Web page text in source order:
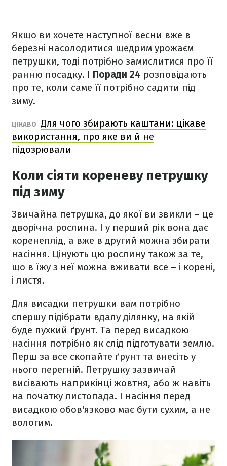
Якщо ви хочете наступної весни вже в
березні насолодитися щедрим урожаєм
петрушки, тоді потрібно замислитися про її
ранню посадку. І Поради 24 розповідають
про те, коли саме її потрібно садити під
зиму.
ЦІКАВО Для чого збирають каштани: цікаве
використання, про яке ви й не
підозрювали
Коли сіяти кореневу петрушку
під зиму
Звичайна петрушка, до якої ви звикли – це
дворічна рослина. І у перший рік вона дає
коренеплід, а вже в другий можна збирати
насіння. Цінують цю рослину також за те,
що в їжу з неї можна вживати все – і корені,
і листя.
Для висадки петрушки вам потрібно
спершу підібрати вдалу ділянку, на якій
буде пухкий ґрунт. Та перед висадкою
насіння потрібно як слід підготувати землю.
Перш за все скопайте ґрунт та внесіть у
нього перегній. Петрушку зазвичай
висівають наприкінці жовтня, або ж навіть
на початку листопада. І насіння перед
висадкою обов'язково має бути сухим, а не
вологим.